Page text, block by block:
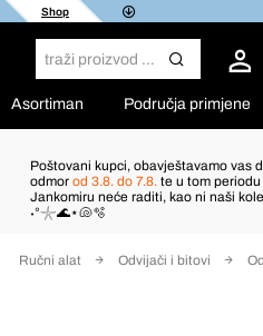
Shop
Asortiman Područja primjene
Poštovani kupci, obavještavamo vas
odmor od 3.8. do 7.8. te u tom
Jankomiru neće raditi, kao ni naši
˖°𓇼🌊⋆🐚🫧
Ručni alat Odvijači i bitovi